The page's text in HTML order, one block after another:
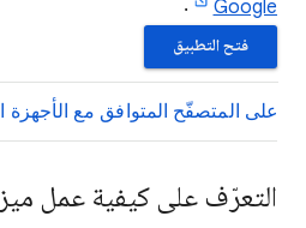
Google
.
فتح التطبيق
على المتصفّح المتوافق مع الأجهزة
التعرّف على كيفية عمل